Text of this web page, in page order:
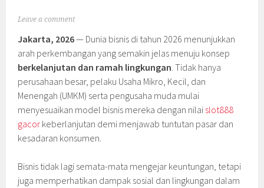
Leave a comment
Jakarta, 2026— Dunia bisnis di tahun 2026 menunjukkan
arah perkembangan yang semakin jelas menuju konsep
berkelanjutan dan ramah lingkungan. Tidak hanya
perusahaan besar, pelaku Usaha Mikro, Kecil, dan
Menengah (UMKM) serta pengusaha muda mulai
menyesuaikan model bisnis mereka dengan nilai slot888
gacor keberlanjutan demi menjawab tuntutan pasar dan
kesadaran konsumen.
Bisnis tidak lagi semata-mata mengejar keuntungan, tetapi
juga memperhatikan dampak sosial dan lingkungan dalam